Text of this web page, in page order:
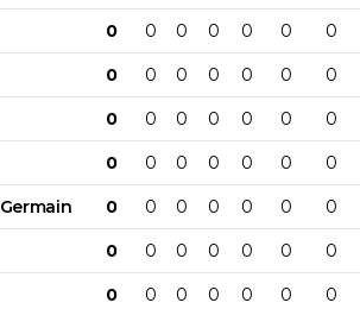
0 0 0 0 0 0 0
0 0 0 0 0 0 0
0 0 0 0 0 0 0
0 0 0 0 0 0 0
Germain 0 0 0 0 0 0 0
0 0 0 0 0 0 0
0 0 0 0 0 0 0